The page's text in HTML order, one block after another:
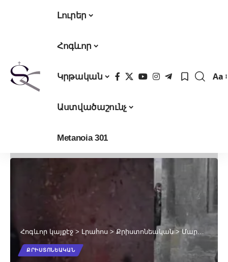
Լուրեր
Հոգևոր
Կրթական
Աստվածաշունչ
Metanoia 301
Aa
Հոգևոր կայքէջ > Լրահոս >Քրիստոնեական>Մարդիկ աղքատ և հարուստ են լինում աստվածային հատուկ դաստիարակչական և փրկչական ծրագրով
ՔՐԻՍՏՈՆԵԱԿԱՆ